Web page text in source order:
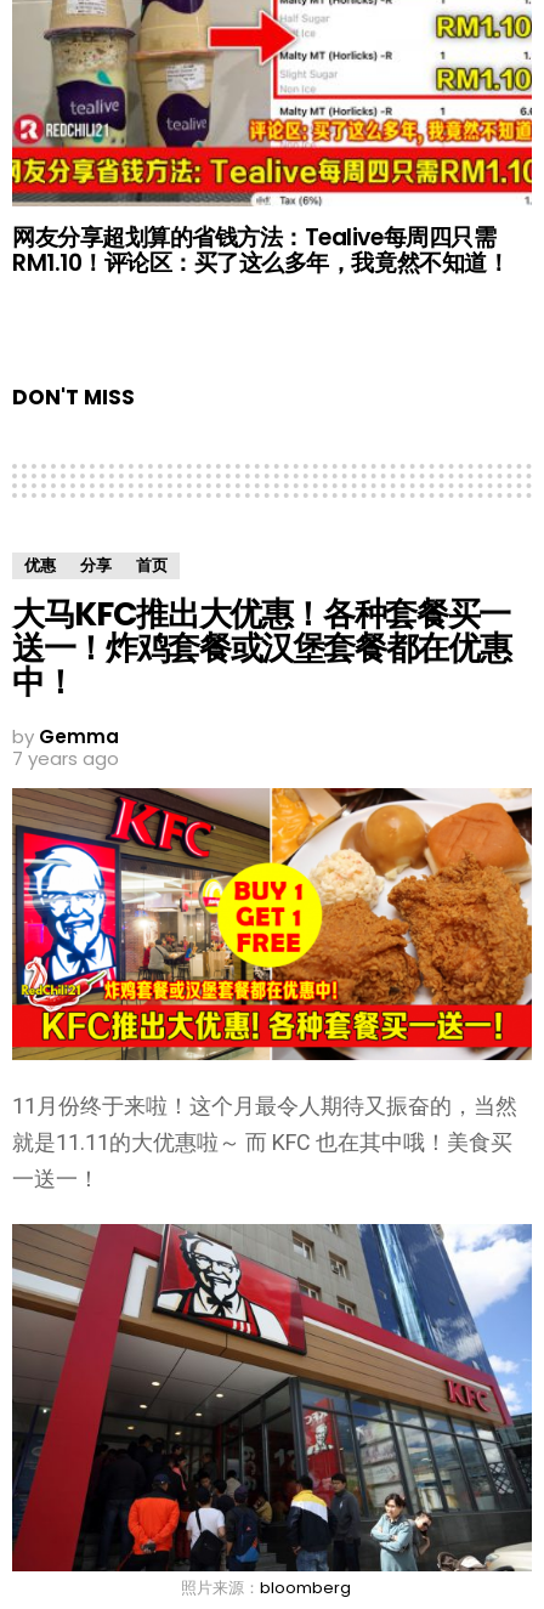
网友分享超划算的省钱方法：Tealive每周四只需
RM1.10！评论区：买了这么多年，我竟然不知道！
DON'T MISS
优惠 分享 首页
大马KFC推出大优惠！各种套餐买一
送一！炸鸡套餐或汉堡套餐都在优惠
中！
by Gemma
7 years ago
11月份终于来啦！这个月最令人期待又振奋的，当然
就是11.11的大优惠啦～ 而 KFC 也在其中哦！美食买
一送一！
照片来源： bloomberg